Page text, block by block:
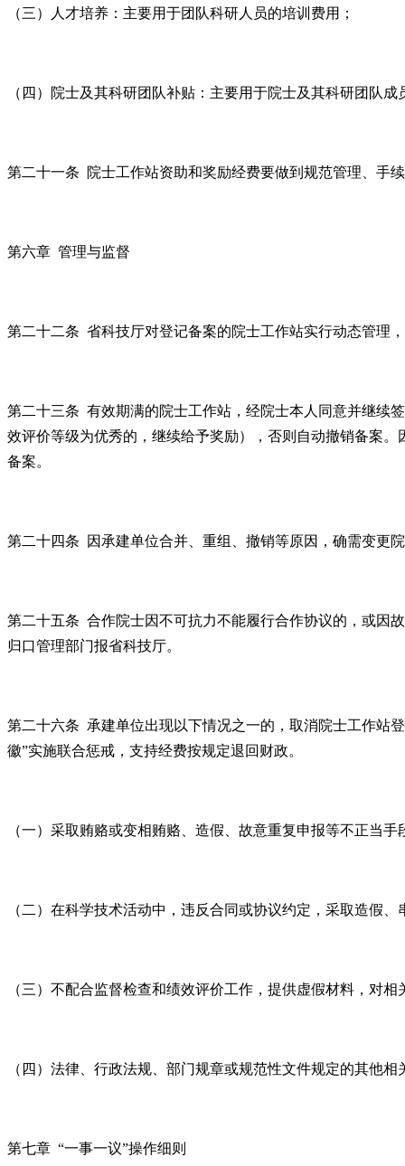
（三）人才培养：主要用于团队科研人员的培训费用；
（四）院士及其科研团队补贴：主要用于院士及其科研团队
第二十一条 院士工作站资助和奖励经费要做到规范管理、手
第六章 管理与监督
第二十二条 省科技厅对登记备案的院士工作站实行动态管理
第二十三条 有效期满的院士工作站，经院士本人同意并继续
效评价等级为优秀的，继续给予奖励），否则自动撤销备案
备案。
第二十四条 因承建单位合并、重组、撤销等原因，确需变更
第二十五条 合作院士因不可抗力不能履行合作协议的，或因
归口管理部门报省科技厅。
第二十六条 承建单位出现以下情况之一的，取消院士工作站
徽”实施联合惩戒，支持经费按规定退回财政。
（一）采取贿赂或变相贿赂、造假、故意重复申报等不正当手
（二）在科学技术活动中，违反合同或协议约定，采取造假
（三）不配合监督检查和绩效评价工作，提供虚假材料，对
（四）法律、行政法规、部门规章或规范性文件规定的其他相
第七章 “一事一议”操作细则